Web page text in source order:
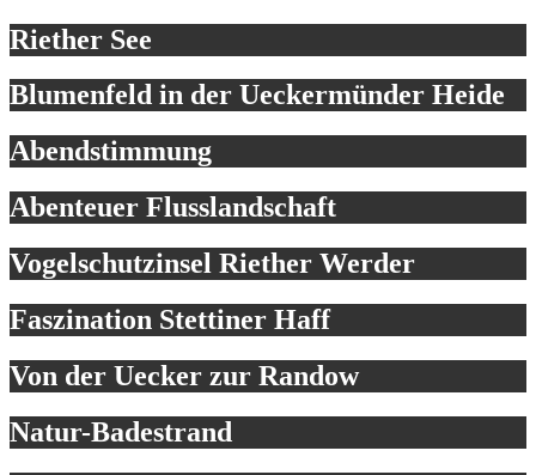
Riether See
Blumenfeld in der Ueckermünder Heide
Abendstimmung
Abenteuer Flusslandschaft
Vogelschutzinsel Riether Werder
Faszination Stettiner Haff
Von der Uecker zur Randow
Natur-Badestrand